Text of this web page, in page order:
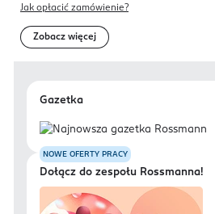
Jak opłacić zamówienie?
Zobacz więcej
Gazetka
NOWE OFERTY PRACY
Dołącz do zespołu Rossmanna!